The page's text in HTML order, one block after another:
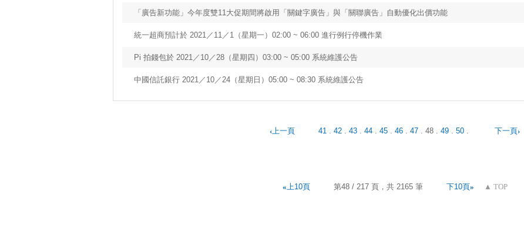
「廣告新功能」今年度雙11大促期間將啟用「關鍵字廣告」與「關聯廣告」自動優化出價功能
統一超商預計於 2021／11／1（星期一）02:00 ~ 06:00 進行例行停機作業
Pi 拍錢包於 2021／10／28（星期四）03:00 ~ 05:00 系統維護公告
中國信託銀行 2021／10／24（星期日）05:00 ~ 08:30 系統維護公告
‹上一頁 41 . 42 . 43 . 44 . 45 . 46 . 47 . 48 . 49 . 50 . 下一頁›
«上10頁 第48 / 217 頁，共 2165 筆 下10頁» ▲ TOP